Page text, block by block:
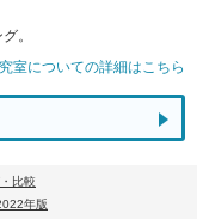
。
室についての詳細はこちら
比較
年版